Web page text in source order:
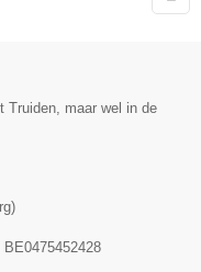
Truiden, maar wel in de
)
BE0475452428